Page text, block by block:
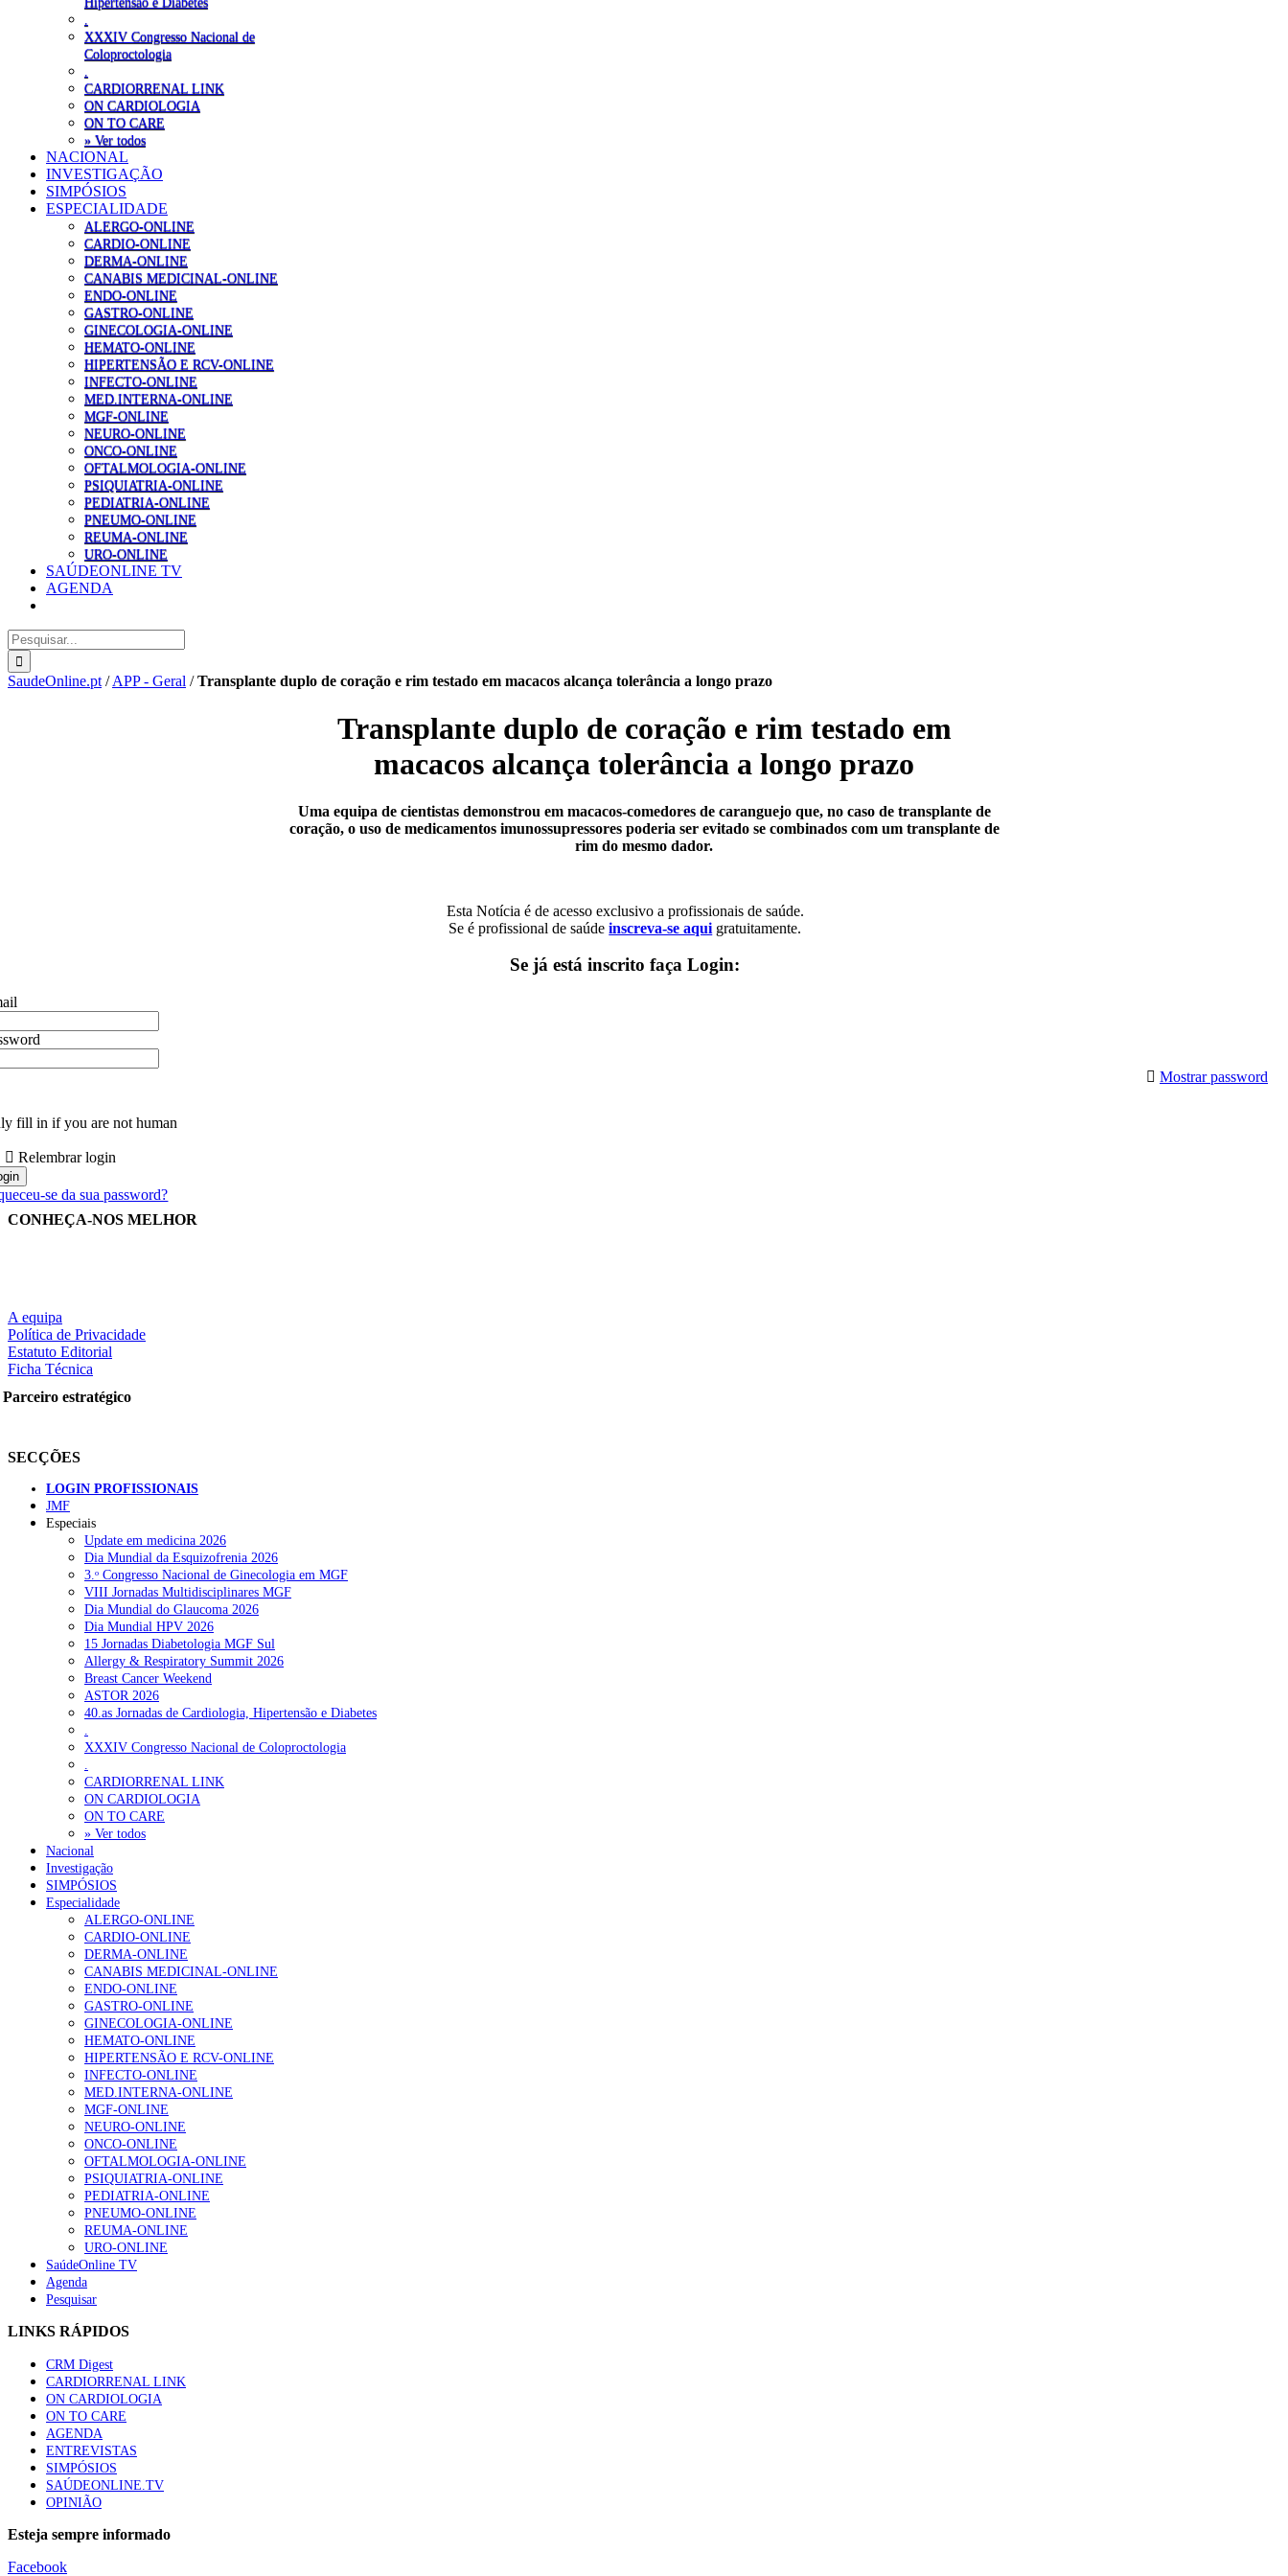
XXXIV Congresso Nacional de
Coloproctologia
CARDIORRENAL LINK
ON CARDIOLOGIA
ON TO CARE
» Ver todos
NACIONAL
INVESTIGAÇÃO
SIMPÓSIOS
ESPECIALIDADE
ALERGO-ONLINE
CARDIO-ONLINE
DERMA-ONLINE
CANABIS MEDICINAL-ONLINE
ENDO-ONLINE
GASTRO-ONLINE
GINECOLOGIA-ONLINE
HEMATO-ONLINE
HIPERTENSÃO E RCV-ONLINE
INFECTO-ONLINE
MED.INTERNA-ONLINE
MGF-ONLINE
NEURO-ONLINE
ONCO-ONLINE
OFTALMOLOGIA-ONLINE
PSIQUIATRIA-ONLINE
PEDIATRIA-ONLINE
PNEUMO-ONLINE
REUMA-ONLINE
URO-ONLINE
SAÚDEONLINE TV
AGENDA
Pesquisar
SaudeOnline.pt /APP - Geral /Transplante duplo de coração e rim testado em macacos alcança tolerância a longo prazo
Transplante duplo de coração e rim testado em
macacos alcança tolerância a longo prazo
Uma equipa de cientistas demonstrou em macacos-comedores de caranguejo que, no caso de transplante de
coração, o uso de medicamentos imunossupressores poderia ser evitado se combinados com um transplante de
rim do mesmo dador.
Esta Notícia é de acesso exclusivo a profissionais de saúde.
Se é profissional de saúdeinscreva-se aqui gratuitamente.
Se já está inscrito faça Login:
Mostrar password
fill in if you are not human
Relembrar login
se da sua password?
CONHEÇA-NOS MELHOR
A equipa
Política de Privacidade
Estatuto Editorial
Ficha Técnica
Parceiro estratégico
SECÇÕES
LOGIN PROFISSIONAIS
JMF
Especiais
Update em medicina 2026
Dia Mundial da Esquizofrenia 2026
3.ᵒ Congresso Nacional de Ginecologia em MGF
VIII Jornadas Multidisciplinares MGF
Dia Mundial do Glaucoma 2026
Dia Mundial HPV 2026
15 Jornadas Diabetologia MGF Sul
Allergy & Respiratory Summit 2026
Breast Cancer Weekend
ASTOR 2026
40.as Jornadas de Cardiologia, Hipertensão e Diabetes
.
XXXIV Congresso Nacional de Coloproctologia
.
CARDIORRENAL LINK
ON CARDIOLOGIA
ON TO CARE
» Ver todos
Nacional
Investigação
SIMPÓSIOS
Especialidade
ALERGO-ONLINE
CARDIO-ONLINE
DERMA-ONLINE
CANABIS MEDICINAL-ONLINE
ENDO-ONLINE
GASTRO-ONLINE
GINECOLOGIA-ONLINE
HEMATO-ONLINE
HIPERTENSÃO E RCV-ONLINE
INFECTO-ONLINE
MED.INTERNA-ONLINE
MGF-ONLINE
NEURO-ONLINE
ONCO-ONLINE
OFTALMOLOGIA-ONLINE
PSIQUIATRIA-ONLINE
PEDIATRIA-ONLINE
PNEUMO-ONLINE
REUMA-ONLINE
URO-ONLINE
SaúdeOnline TV
Agenda
Pesquisar
LINKS RÁPIDOS
CRM Digest
CARDIORRENAL LINK
ON CARDIOLOGIA
ON TO CARE
AGENDA
ENTREVISTAS
SIMPÓSIOS
SAÚDEONLINE.TV
OPINIÃO
Esteja sempre informado
Facebook